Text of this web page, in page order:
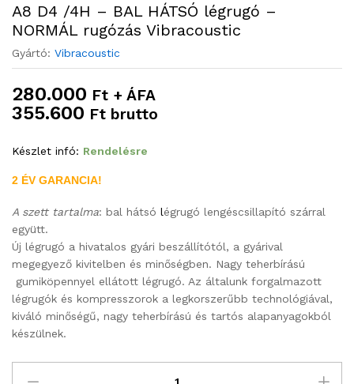
A8 D4 /4H – BAL HÁTSÓ légrugó –
NORMÁL rugózás Vibracoustic
Gyártó: Vibracoustic
280.000 Ft + ÁFA
355.600 Ft brutto
Készlet infó: Rendelésre
2 ÉV GARANCIA!
A szett tartalma: bal hátsó légrugó lengéscsillapító szárral
együtt.
Új légrugó a hivatalos gyári beszállítótól, a gyárival
megegyező kivitelben és minőségben. Nagy teherbírású
gumiköpennyel ellátott légrugó. Az általunk forgalmazott
légrugók és kompresszorok a legkorszerűbb technológiával,
kiváló minőségű, nagy teherbírású és tartós alapanyagokból
készülnek.